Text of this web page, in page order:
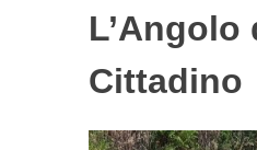
L’Angolo
Cittadino